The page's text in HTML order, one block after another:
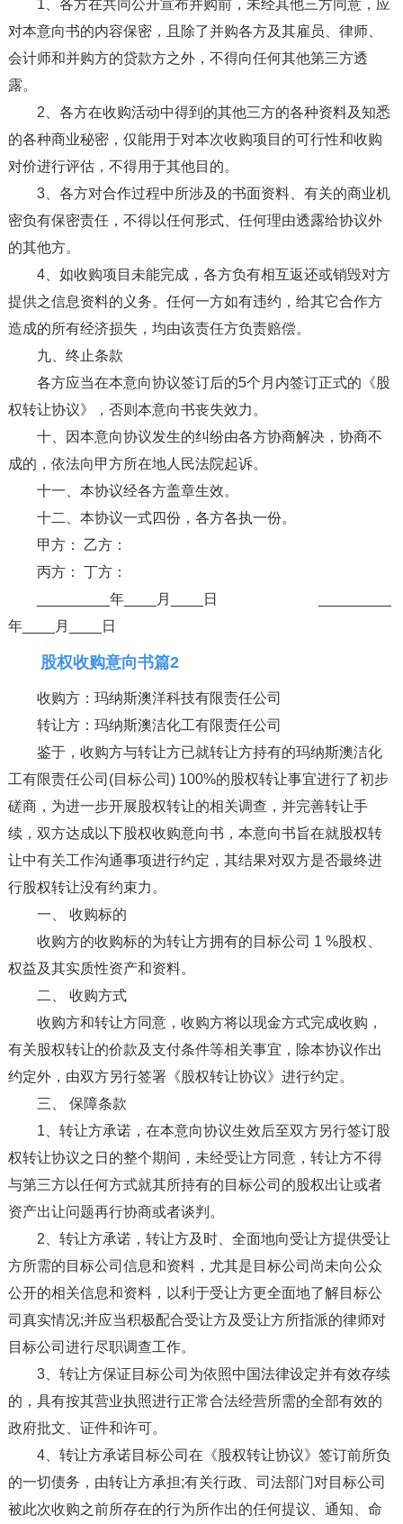
1、各方在共同公开宣布并购前，未经其他三方同意，应
对本意向书的内容保密，且除了并购各方及其雇员、律师、
会计师和并购方的贷款方之外，不得向任何其他第三方透
露。
2、各方在收购活动中得到的其他三方的各种资料及知悉
的各种商业秘密，仅能用于对本次收购项目的可行性和收购
对价进行评估，不得用于其他目的。
3、各方对合作过程中所涉及的书面资料、有关的商业机
密负有保密责任，不得以任何形式、任何理由透露给协议外
的其他方。
4、如收购项目未能完成，各方负有相互返还或销毁对方
提供之信息资料的义务。任何一方如有违约，给其它合作方
造成的所有经济损失，均由该责任方负责赔偿。
九、终止条款
各方应当在本意向协议签订后的5个月内签订正式的《股
权转让协议》，否则本意向书丧失效力。
十、因本意向协议发生的纠纷由各方协商解决，协商不
成的，依法向甲方所在地人民法院起诉。
十一、本协议经各方盖章生效。
十二、本协议一式四份，各方各执一份。
甲方： 乙方：
丙方： 丁方：
_________年____月____日 _________
年____月____日
股权收购意向书篇2
收购方：玛纳斯澳洋科技有限责任公司
转让方：玛纳斯澳洁化工有限责任公司
鉴于，收购方与转让方已就转让方持有的玛纳斯澳洁化
工有限责任公司(目标公司) 100%的股权转让事宜进行了初步
磋商，为进一步开展股权转让的相关调查，并完善转让手
续，双方达成以下股权收购意向书，本意向书旨在就股权转
让中有关工作沟通事项进行约定，其结果对双方是否最终进
行股权转让没有约束力。
一、 收购标的
收购方的收购标的为转让方拥有的目标公司 1 %股权、
权益及其实质性资产和资料。
二、 收购方式
收购方和转让方同意，收购方将以现金方式完成收购，
有关股权转让的价款及支付条件等相关事宜，除本协议作出
约定外，由双方另行签署《股权转让协议》进行约定。
三、 保障条款
1、转让方承诺，在本意向协议生效后至双方另行签订股
权转让协议之日的整个期间，未经受让方同意，转让方不得
与第三方以任何方式就其所持有的目标公司的股权出让或者
资产出让问题再行协商或者谈判。
2、转让方承诺，转让方及时、全面地向受让方提供受让
方所需的目标公司信息和资料，尤其是目标公司尚未向公众
公开的相关信息和资料，以利于受让方更全面地了解目标公
司真实情况;并应当积极配合受让方及受让方所指派的律师对
目标公司进行尽职调查工作。
3、转让方保证目标公司为依照中国法律设定并有效存续
的，具有按其营业执照进行正常合法经营所需的全部有效的
政府批文、证件和许可。
4、转让方承诺目标公司在《股权转让协议》签订前所负
的一切债务，由转让方承担;有关行政、司法部门对目标公司
被此次收购之前所存在的行为所作出的任何提议、通知、命